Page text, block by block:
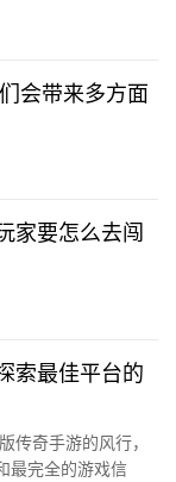
会带来多方面
家要怎么去闯
索最佳平台的
传奇手游的风行，
最完全的游戏信